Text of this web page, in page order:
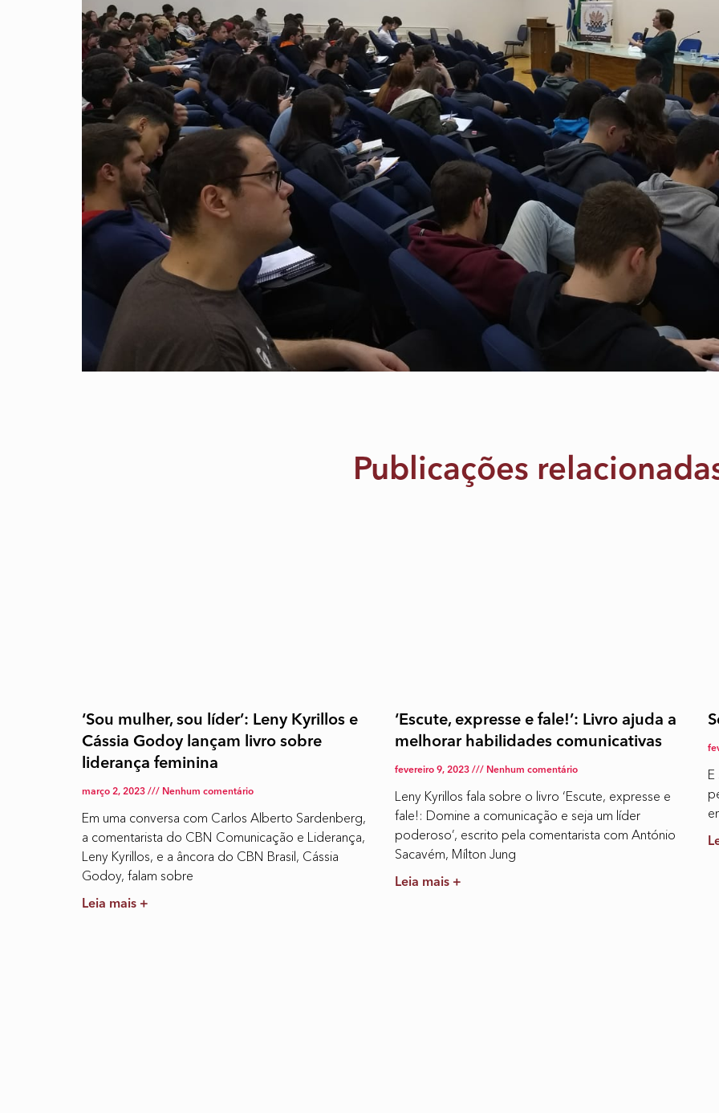
Publicações
‘Sou mulher, sou líder’: Leny Kyrillos e
Cássia Godoy lançam livro sobre
liderança feminina
março 2, 2023 Nenhum comentário
Em uma conversa com Carlos Alberto Sardenberg,
a comentarista do CBN Comunicação e Liderança,
Leny Kyrillos, e a âncora do CBN Brasil, Cássia
Godoy, falam sobre
Leia mais +
‘Escute, expresse e fale!’: Livro ajuda a
melhorar habilidades comunicativas
fevereiro 9, 2023 Nenhum comentário
Leny Kyrillos fala sobre o livro ‘Escute, expresse e
fale!: Domine a comunicação e seja um líder
poderoso’, escrito pela comentarista com António
Sacavém, Mílton Jung
Leia mais +